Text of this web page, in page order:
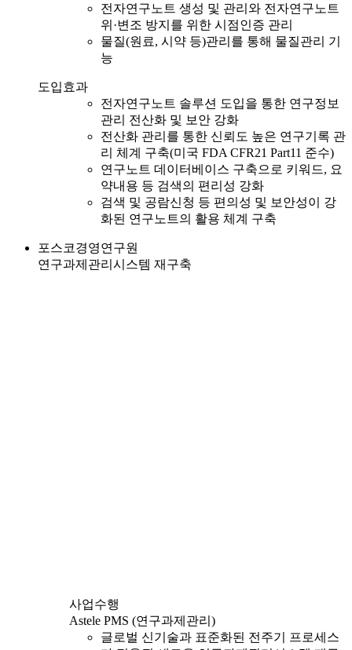
전자연구노트 생성 및 관리와 전자연구노트
위·변조 방지를 위한 시점인증 관리
물질(원료, 시약 등)관리를 통해 물질관리 기
능
도입효과
전자연구노트 솔루션 도입을 통한 연구정보
관리 전산화 및 보안 강화
전산화 관리를 통한 신뢰도 높은 연구기록 관
리 체계 구축(미국 FDA CFR21 Part11 준수)
연구노트 데이터베이스 구축으로 키워드, 요
약내용 등 검색의 편리성 강화
검색 및 공람신청 등 편의성 및 보안성이 강
화된 연구노트의 활용 체계 구축
포스코경영연구원
연구과제관리시스템 재구축
사업수행
Astele PMS (연구과제관리)
글로벌 신기술과 표준화된 전주기 프로세스